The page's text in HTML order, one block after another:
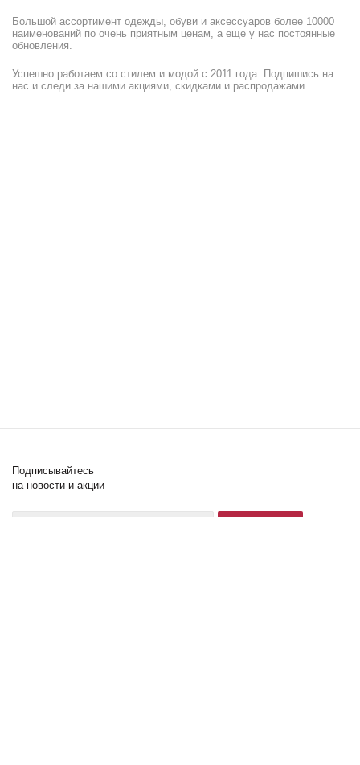
Большой ассортимент одежды, обуви и аксессуаров более 10000
наименований по очень приятным ценам, а еще у нас постоянные
обновления.
Успешно работаем со стилем и модой с 2011 года. Подпишись на
нас и следи за нашими акциями, скидками и распродажами.
Подписывайтесь
на новости и акции